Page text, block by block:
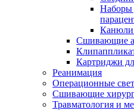
Наборы
Канюли
Сшивающие
Картриджи
Реанимация
Операционные
Сшивающие
Травматология и